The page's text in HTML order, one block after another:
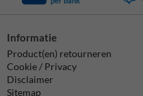
Informatie
Product(en) retourneren
Cookie / Privacy
Disclaimer
Sitemap